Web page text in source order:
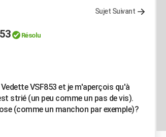
Sujet Suivant
Résolu
VSF853 et je m'aperçois qu'à
strié (un peu comme un pas de vis).
(comme un manchon par exemple)?